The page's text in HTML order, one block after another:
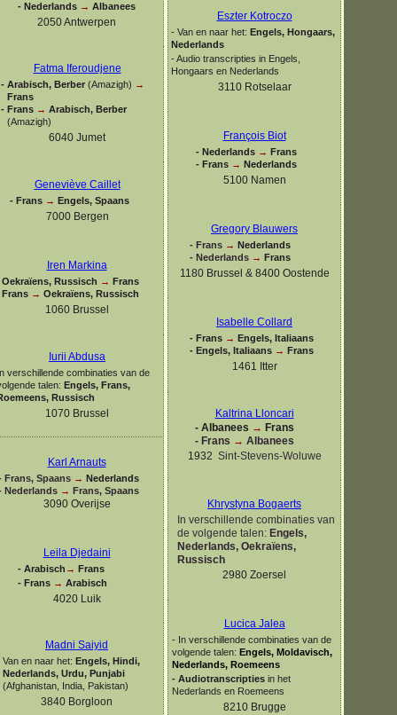
- Nederlands → Albanees
2050 Antwerpen
Fatma Iferoudjene
- Arabisch, Berber (Amazigh) →
Frans
- Frans → Arabisch, Berber
(Amazigh)
6040 Jumet
Geneviève Caillet
- Frans → Engels, Spaans
7000 Bergen
Iren Markina
Oekraïens, Russisch → Frans
Frans → Oekraïens, Russisch
1060 Brussel
Iurii Abdusa
verschillende combinaties van de
talen: Engels, Frans,
Russisch
1070 Brussel
Karl Arnauts
Frans, Spaans → Nederlands
Nederlands → Frans, Spaans
3090 Overijse
Leila Djedaini
- Arabisch → Frans
- Frans → Arabisch
4020 Luik
Madni Saiyid
Van en naar het: Engels, Hindi,
Nederlands, Urdu, Punjabi
(Afghanistan, India, Pakistan)
3840 Borgloon
Eszter Kotroczo
- Van en naar het: Engels, Hongaars,
Nederlands
-Audio transcripties in Engels,
Hongaars en Nederlands
3110 Rotselaar
François Biot
- Nederlands → Frans
- Frans → Nederlands
5100 Namen
Gregory Blauwers
- Frans → Nederlands
- Nederlands → Frans
1180 Brussel & 8400 Oostende
Isabelle Collard
- Frans → Engels, Italiaans
- Engels, Italiaans → Frans
1461 Itter
Kaltrina Lloncari
- Albanees → Frans
- Frans → Albanees
1932 Sint-Stevens-Woluwe
Khrystyna Bogaerts
In verschillende combinaties van
de volgende talen: Engels,
Nederlands, Oekraïens,
Russisch
2980 Zoersel
Lucica Jalea
- In verschillende combinaties van de
volgende talen: Engels, Moldavisch,
Nederlands, Roemeens
- Audiotranscripties in het
Nederlands en Roemeens
8210 Brugge